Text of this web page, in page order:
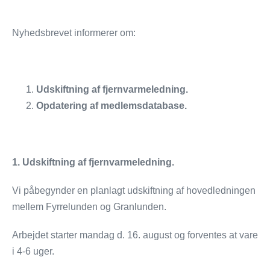
Nyhedsbrevet informerer om:
Udskiftning af fjernvarmeledning.
Opdatering af medlemsdatabase.
1. Udskiftning af fjernvarmeledning.
Vi påbegynder en planlagt udskiftning af hovedledningen
mellem Fyrrelunden og Granlunden.
Arbejdet starter mandag d. 16. august og forventes at vare
i 4-6 uger.